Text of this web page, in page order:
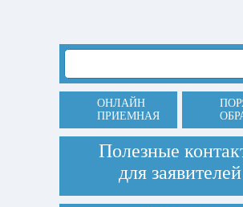
ОНЛАЙН
ПРИЕМНАЯ
Полезные
для заявителей